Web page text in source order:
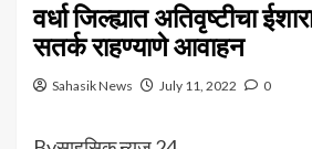
वर्धा जिल्ह्यात अतिवृष्टीचा
सतर्क राहण्याणे आवाहन
Sahasik News July 11, 2022 0